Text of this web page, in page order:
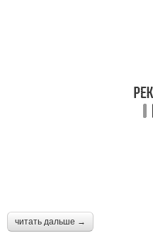
читать дальше →